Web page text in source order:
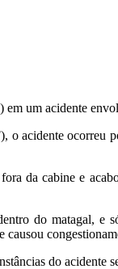
um acidente
acidente ocorreu
da cabine e
do matagal, e
do acidente